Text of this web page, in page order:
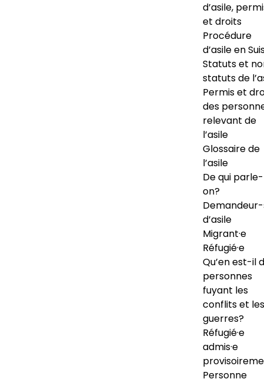
d’asile,
et droits
Procédure
d’asile en
Statuts et
statuts de
Permis et
des
relevant de
l’asile
Glossaire de
l’asile
De qui
on?
d’asile
Migrant·e
Réfugié·e
Qu’en est-il
personnes
fuyant les
conflits et les
guerres?
Réfugié·e
admis·e
Personne